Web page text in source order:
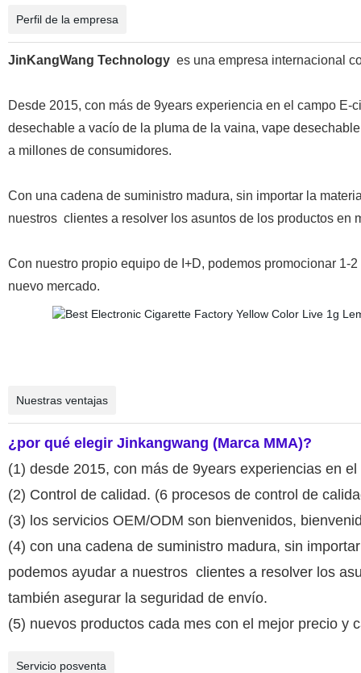
Perfil de la empresa
JinKangWang Technology es una empresa internacional
Desde 2015, con más de 9years experiencia en el campo
desechable a vacío de la pluma de la vaina, vape
a millones de consumidores.
Con una cadena de suministro madura, sin importar la
nuestros clientes a resolverlos asuntos de los productos en
Con nuestro propio equipo de I+D, podemos promocionar 1-
nuevo mercado.
Nuestras ventajas
¿por qué elegir Jinkangwang (Marca MMA)?
(1) desde 2015, con más de 9years experiencias en
(2) Control de calidad. (6 procesos de control de
(3) los servicios OEM/ODM son bienvenidos,
(4) con una cadena de suministro madura, sin
podemos ayudar a nuestros clientes a resolverlos
también asegurar la seguridad de envío.
(5) nuevos productos cada mes con el mejor precio y
Servicio posventa